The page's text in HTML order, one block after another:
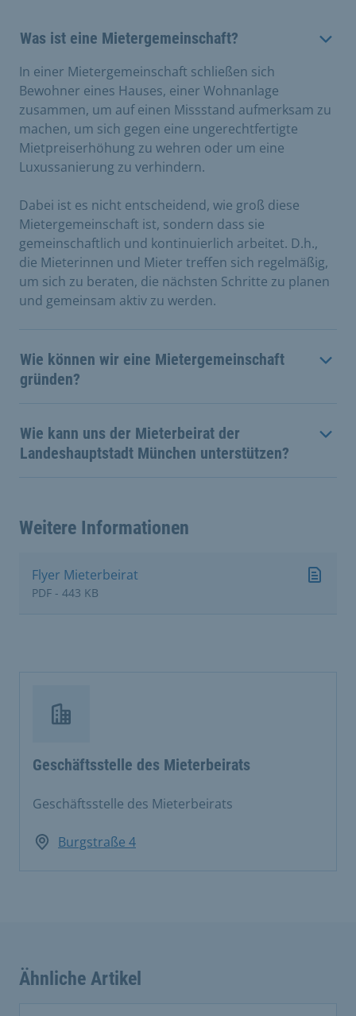
Was ist eine Mietergemeinschaft?
In einer Mietergemeinschaft schließen sich
Bewohner eines Hauses, einer Wohnanlage
zusammen, um auf einen Missstand aufmerksam zu
machen, um sich gegen eine ungerechtfertigte
Mietpreiserhöhung zu wehren oder um eine
Luxussanierung zu verhindern.
Dabei ist es nicht entscheidend, wie groß diese
Mietergemeinschaft ist, sondern dass sie
gemeinschaftlich und kontinuierlich arbeitet. D.h.,
die Mieterinnen und Mieter treffen sich regelmäßig,
um sich zu beraten, die nächsten Schritte zu planen
und gemeinsam aktiv zu werden.
Wie können wir eine Mietergemeinschaft
gründen?
Wie kann uns der Mieterbeirat der
Landeshauptstadt München unterstützen?
Weitere Informationen
Flyer Mieterbeirat
PDF - 443 KB
Geschäftsstelle des Mieterbeirats
Geschäftsstelle des Mieterbeirats
Burgstraße 4
Ähnliche Artikel